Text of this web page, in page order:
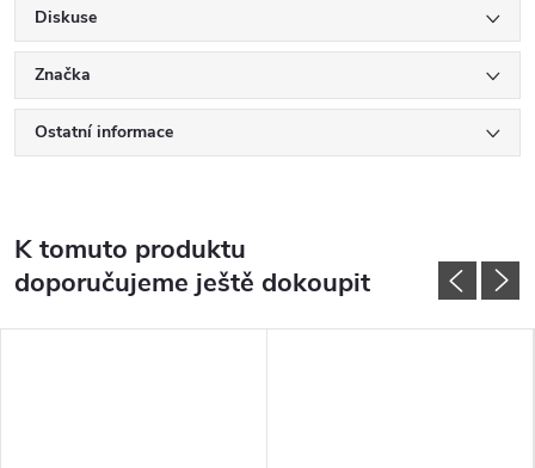
Diskuse
Značka
Ostatní informace
K tomuto produktu
doporučujeme ještě dokoupit